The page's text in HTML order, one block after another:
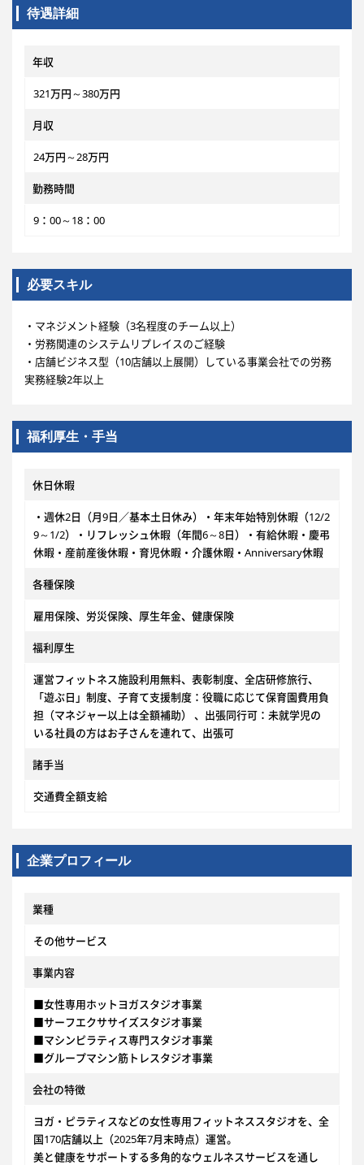
待遇詳細
年収
321万円～380万円
月収
24万円～28万円
勤務時間
9：00～18：00
必要スキル
・マネジメント経験（3名程度のチーム以上）
・労務関連のシステムリプレイスのご経験
・店舗ビジネス型（10店舗以上展開）している事業会社での労務
実務経験2年以上
福利厚生・手当
休日休暇
・週休2日（月9日／基本土日休み）・年末年始特別休暇（12/2
9～1/2）・リフレッシュ休暇（年間6～8日）・有給休暇・慶弔
休暇・産前産後休暇・育児休暇・介護休暇・Anniversary休暇
各種保険
雇用保険、労災保険、厚生年金、健康保険
福利厚生
運営フィットネス施設利用無料、表彰制度、全店研修旅行、
「遊ぶ日」制度、子育て支援制度：役職に応じて保育園費用負
担（マネジャー以上は全額補助） 、出張同行可：未就学児の
いる社員の方はお子さんを連れて、出張可
諸手当
交通費全額支給
企業プロフィール
業種
その他サービス
事業内容
■女性専用ホットヨガスタジオ事業
■サーフエクササイズスタジオ事業
■マシンピラティス専門スタジオ事業
■グループマシン筋トレスタジオ事業
会社の特徴
ヨガ・ピラティスなどの女性専用フィットネススタジオを、全
国170店舗以上（2025年7月末時点）運営。
美と健康をサポートする多角的なウェルネスサービスを通し